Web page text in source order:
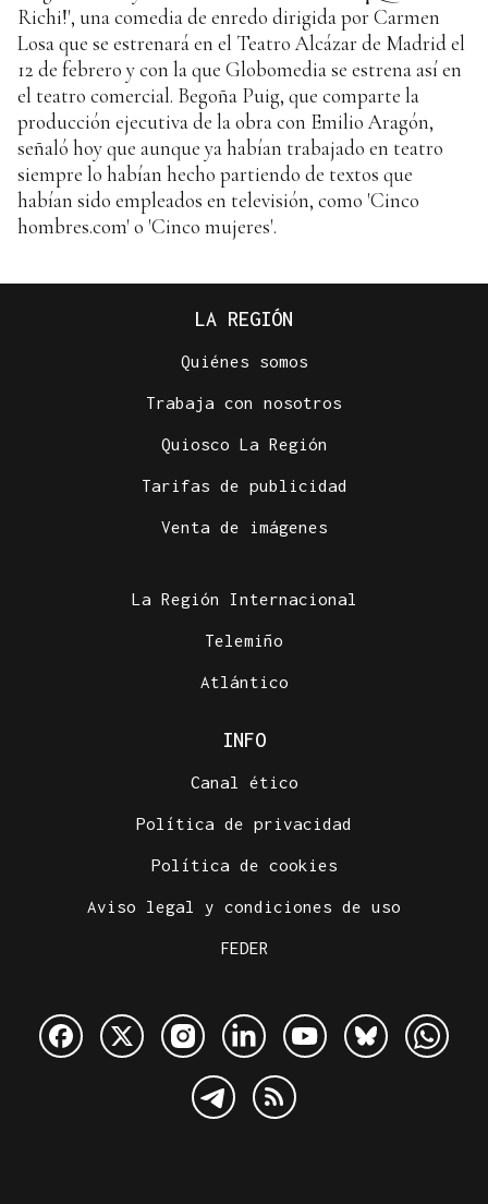
Richi!', una comedia de enredo dirigida por Carmen
Losa que se estrenará en el Teatro Alcázar de Madrid el
12 de febrero y con la que Globomedia se estrena así en
el teatro comercial. Begoña Puig, que comparte la
producción ejecutiva de la obra con Emilio Aragón,
señaló hoy que aunque ya habían trabajado en teatro
siempre lo habían hecho partiendo de textos que
habían sido empleados en televisión, como 'Cinco
hombres.com' o 'Cinco mujeres'.
LA REGIÓN
Quiénes somos
Trabaja con nosotros
Quiosco La Región
Tarifas de publicidad
Venta de imágenes
La Región Internacional
Telemiño
Atlántico
INFO
Canal ético
Política de privacidad
Política de cookies
Aviso legal y condiciones de uso
FEDER